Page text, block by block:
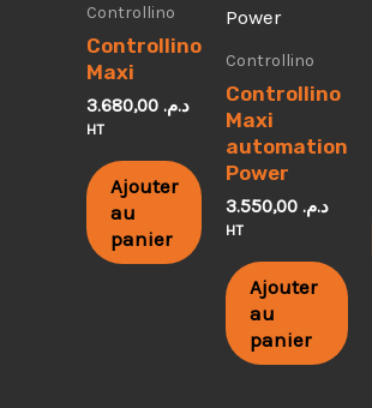
Controllino
Controllino
Maxi
د.م.
HT
Ajouter
au
panier
Controllino
Controllino
Maxi
automation
Power
د.م.
HT
Ajouter
au
panier